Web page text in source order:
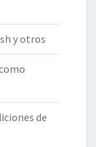
y otros
de